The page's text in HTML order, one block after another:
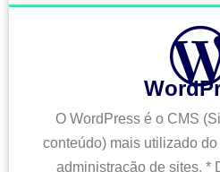
O WordPress é o CMS
conteúdo) mais utilizado
administração de sites. *